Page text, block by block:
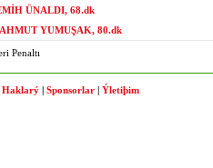
ÜNALDI, 68.dk
YUMUŞAK, 80.dk
Penaltı
Haklarý | Sponsorlar | Ýletiþim